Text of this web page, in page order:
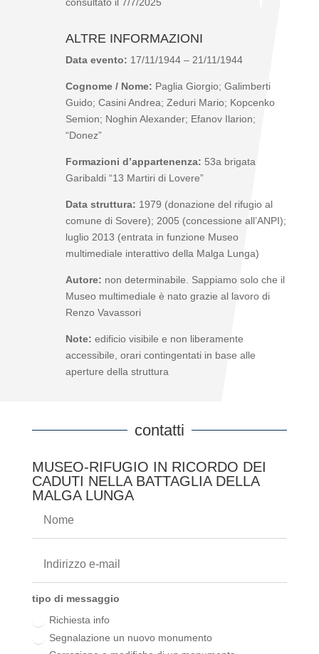
ALTRE INFORMAZIONI
Data evento: 17/11/1944 – 21/11/1944
Cognome / Nome: Paglia Giorgio; Galimberti
Guido; Casini Andrea; Zeduri Mario; Kopcenko
Semion; Noghin Alexander; Efanov Ilarion;
“Donez”
Formazioni d’appartenenza: 53a brigata
Garibaldi “13 Martiri di Lovere”
Data struttura: 1979 (donazione del rifugio al
comune di Sovere); 2005 (concessione all’ANPI);
luglio 2013 (entrata in funzione Museo
multimediale interattivo della Malga Lunga)
Autore: non determinabile. Sappiamo solo che il
Museo multimediale è nato grazie al lavoro di
Renzo Vavassori
Note: edificio visibile e non liberamente
accessibile, orari contingentati in base alle
aperture della struttura
contatti
MUSEO-RIFUGIO IN RICORDO DEI
CADUTI NELLA BATTAGLIA DELLA
MALGA LUNGA
tipo di messaggio
Richiesta info
Segnalazione un nuovo monumento